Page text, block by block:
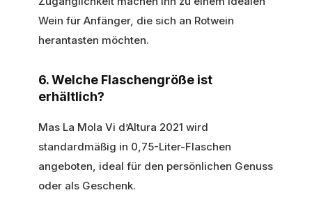
Wein für Anfänger, die sich an Rotwein
herantasten möchten.
6. Welche Flaschengröße ist
erhältlich?
Mas La Mola Vi d’Altura 2021 wird
standardmäßig in 0,75-Liter-Flaschen
angeboten, ideal für den persönlichen Genuss
oder als Geschenk.